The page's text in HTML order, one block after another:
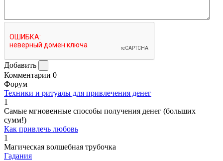
Добавить
Комментарии 0
Форум
Техники и ритуалы для привлечения денег
1
Самые мгновенные способы получения денег (больших
сумм!)
Как привлечь любовь
1
Магическая волшебная трубочка
Гадания